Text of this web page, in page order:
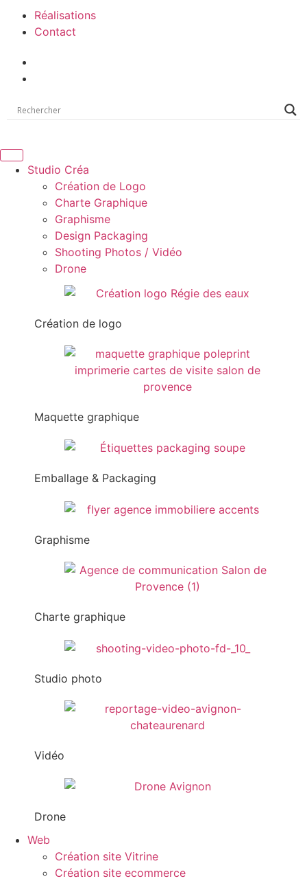
Réalisations
Contact
Studio Créa
Création de Logo
Charte Graphique
Graphisme
Design Packaging
Shooting Photos / Vidéo
Drone
Création de logo
Maquette graphique
Emballage & Packaging
Graphisme
Charte graphique
Studio photo
Vidéo
Drone
Web
Création site Vitrine
Création site ecommerce